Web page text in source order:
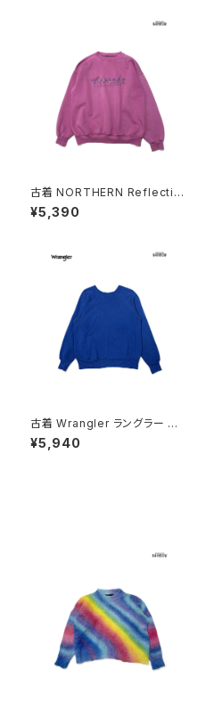
古着 NORTHERN Reflection
s 刺繍 ロゴ 長袖 スウェット ト
レーナー ピンク 紫 (ttu26030
¥5,390
古着 Wrangler ラングラー 無
地 長袖 スウェット トレーナー
青 (ttu2603099)
¥5,940